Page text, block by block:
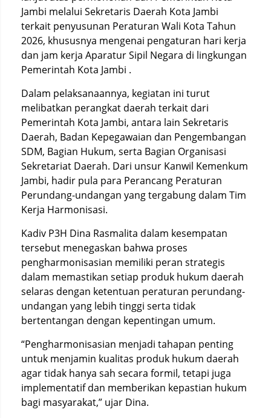
Jambi melalui Sekretaris Daerah Kota Jambi
terkait penyusunan Peraturan Wali Kota Tahun
2026, khususnya mengenai pengaturan hari kerja
dan jam kerja Aparatur Sipil Negara di lingkungan
Pemerintah Kota Jambi .
Dalam pelaksanaannya, kegiatan ini turut
melibatkan perangkat daerah terkait dari
Pemerintah Kota Jambi, antara lain Sekretaris
Daerah, Badan Kepegawaian dan Pengembangan
SDM, Bagian Hukum, serta Bagian Organisasi
Sekretariat Daerah. Dari unsur Kanwil Kemenkum
Jambi, hadir pula para Perancang Peraturan
Perundang-undangan yang tergabung dalam Tim
Kerja Harmonisasi.
Kadiv P3H Dina Rasmalita dalam kesempatan
tersebut menegaskan bahwa proses
pengharmonisasian memiliki peran strategis
dalam memastikan setiap produk hukum daerah
selaras dengan ketentuan peraturan perundang-
undangan yang lebih tinggi serta tidak
bertentangan dengan kepentingan umum.
“Pengharmonisasian menjadi tahapan penting
untuk menjamin kualitas produk hukum daerah
agar tidak hanya sah secara formil, tetapi juga
implementatif dan memberikan kepastian hukum
bagi masyarakat,” ujar Dina.